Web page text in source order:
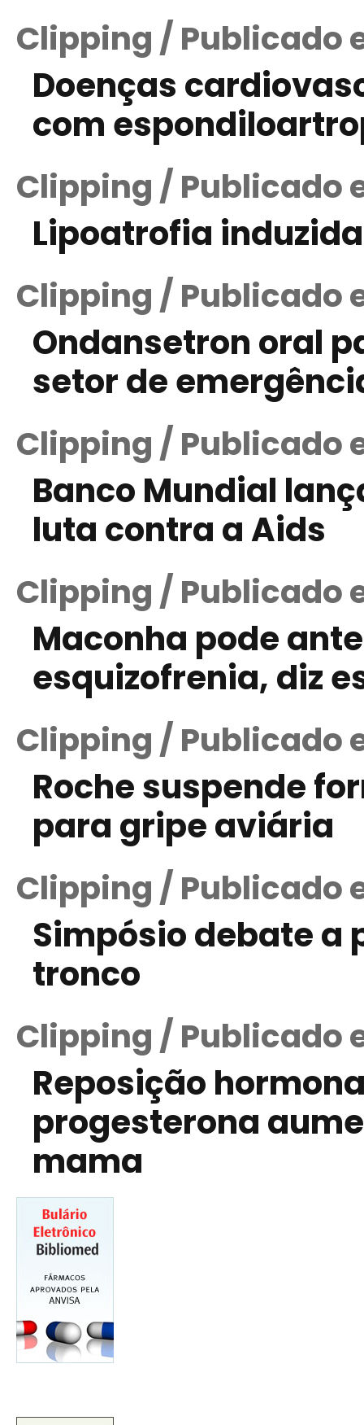
Clipping / Publicado
Doenças
com
Clipping / Publicado
Lipoatrofia
Clipping / Publicado
Ondansetron oral
setor de
Clipping / Publicado
Banco Mundial
luta contra a Aids
Clipping / Publicado
Maconha pode
esquizofrenia, diz
Clipping / Publicado
Roche suspende
para gripe aviária
Clipping / Publicado
Simpósio debate a
tronco
Clipping / Publicado
Reposição
progesterona
mama